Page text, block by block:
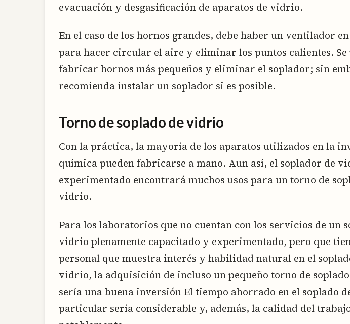
evacuación y desgasificación de aparatos de vidrio.
En el caso de los hornos grandes, debe haber un ventilador
para hacer circular el aire y eliminar los puntos calientes. Se
fabricar hornos más pequeños y eliminar el soplador; sin
recomienda instalar un soplador si es posible.
Torno de soplado de vidrio
Con la práctica, la mayoría de los aparatos utilizados en la
química pueden fabricarse a mano. Aun así, el soplador de
experimentado encontrará muchos usos para un torno de
vidrio.
Para los laboratorios que no cuentan con los servicios de un
vidrio plenamente capacitado y experimentado, pero que
personal que muestra interés y habilidad natural en el
vidrio, la adquisición de incluso un pequeño torno de
sería una buena inversión El tiempo ahorrado en el soplado
particular sería considerable y, además, la calidad del